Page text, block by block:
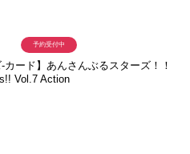
-カード】あんさんぶるスターズ！！
Vol.7 Action
予約受付中